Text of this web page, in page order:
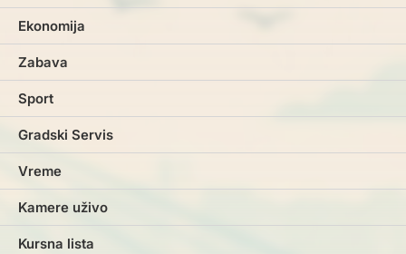
Ekonomija
Zabava
Sport
Gradski Servis
Vreme
Kamere uživo
Kursna lista